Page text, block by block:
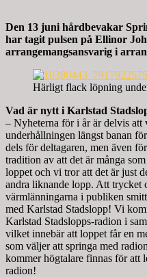
Den 13 juni hårdbevakar
har tagit pulsen på Ellinor
arrangemangsansvarig i
Härligt flack löpning
Vad är nytt i Karlstad
– Nyheterna för i år är delvis att
underhållningen längst banan
dels för deltagaren, men även
tradition av att det är många
loppet och vi tror att det är just
andra liknande lopp. Att trycket
värmlänningarna i publiken
med Karlstad Stadslopp! Vi
Karlstad Stadslopps-radion i
vilket innebär att loppet får en
som väljer att springa med
kommer högtalare finnas för att
radion!